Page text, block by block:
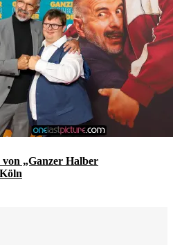
„Ganzer Halber